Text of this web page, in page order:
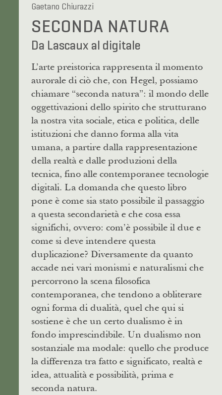
Gaetano Chiurazzi
SECONDA NATURA
Da Lascaux al digitale
L’arte preistorica rappresenta il momento
aurorale di ciò che, con Hegel, possiamo
chiamare “seconda natura”: il mondo delle
oggettivazioni dello spirito che strutturano
la nostra vita sociale, etica e politica, delle
istituzioni che danno forma alla vita
umana, a partire dalla rappresentazione
della realtà e dalle produzioni della
tecnica, fino alle contemporanee tecnologie
digitali. La domanda che questo libro
pone è come sia stato possibile il passaggio
a questa secondarietà e che cosa essa
significhi, ovvero: com’è possibile il due e
come si deve intendere questa
duplicazione? Diversamente da quanto
accade nei vari monismi e naturalismi che
percorrono la scena filosofica
contemporanea, che tendono a obliterare
ogni forma di dualità, quel che qui si
sostiene è che un certo dualismo è in
fondo imprescindibile. Un dualismo non
sostanziale ma modale: quello che produce
la differenza tra fatto e significato, realtà e
idea, attualità e possibilità, prima e
seconda natura.